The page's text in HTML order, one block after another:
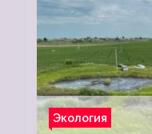
Экология